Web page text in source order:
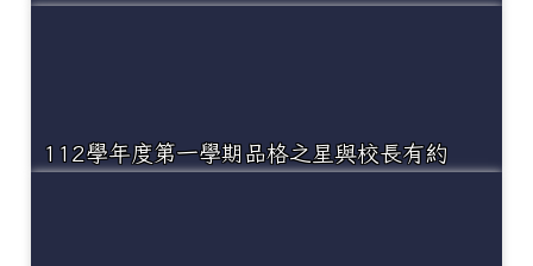
112學年度第一學期品格之星與校長有約